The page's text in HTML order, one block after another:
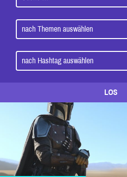
LOS